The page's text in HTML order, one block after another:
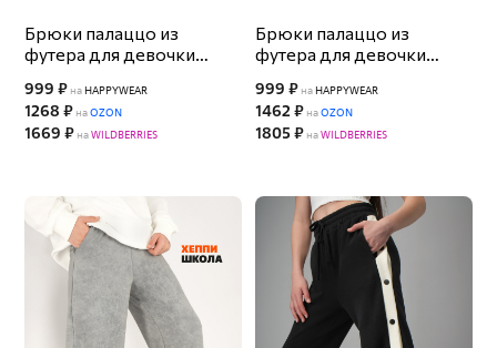
Брюки палаццо из
футера для девочки
999 ₽ на HAPPYWEAR
1268 ₽ наOZON
1669 ₽ наWILDBERRIES
Брюки палаццо из
футера для девочки
999 ₽ на HAPPYWEAR
1462 ₽ наOZON
1805 ₽ наWILDBERRIES